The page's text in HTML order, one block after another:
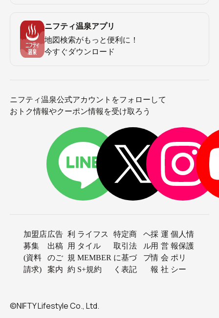
ニフティ温泉アプリ
地図検索がもっと便利に！
今すぐダウンロード
ニフティ温泉公式アカウントをフォローして
おトク情報やクーポン情報を受け取ろう
加盟店
募集
(資料
請求)
広告
出稿
のご
案内
利
用
規
約
ライフス
タイル
MEMBER
S+規約
特定商
取引法
に基づ
く表記
ヘ
ル
プ
採
用
情
報
運
営
会
社
個人情
報保護
ポリ
シー
©NIFTY Lifestyle Co., Ltd.